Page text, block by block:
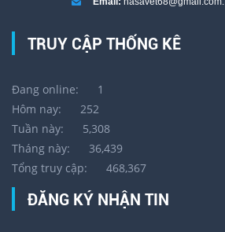
TRUY CẬP THỐNG KÊ
Đang online:
1
Hôm nay:
252
Tuần này:
5,308
Tháng này:
36,439
Tổng truy cập:
468,367
ĐĂNG KÝ NHẬN TIN